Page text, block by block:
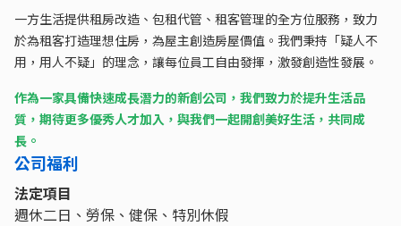
一方生活提供租房改造、包租代管、租客管理的全方位服務，致力
於為租客打造理想住房，為屋主創造房屋價值。我們秉持「疑人不
用，用人不疑」的理念，讓每位員工自由發揮，激發創造性發展。
作為一家具備快速成長潛力的新創公司，我們致力於提升生活品
質，期待更多優秀人才加入，與我們一起開創美好生活，共同成
長。
公司福利
法定項目
週休二日、勞保、健保、特別休假